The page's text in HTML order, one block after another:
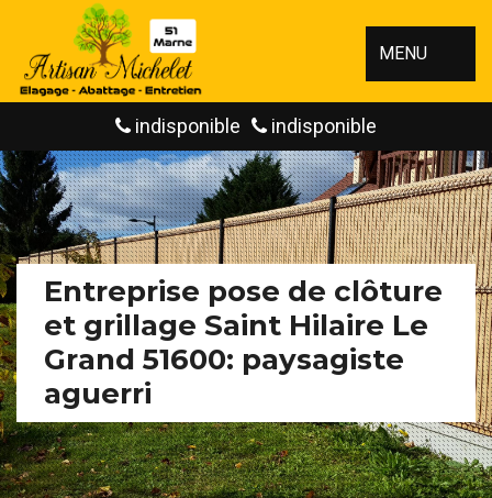
MENU
indisponible indisponible
Entreprise pose de clôture
et grillage Saint Hilaire Le
Grand 51600: paysagiste
aguerri